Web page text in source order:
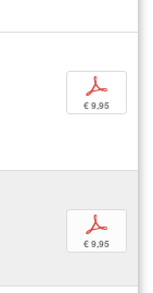
p
€ 9,95
p
€ 9,95